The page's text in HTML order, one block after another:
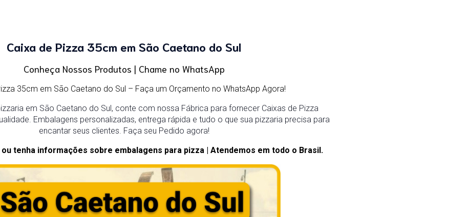
Caixa de Pizza 35cm em São Caetano do Sul
Conheça Nossos Produtos | Chame no WhatsApp
35cm em São Caetano do Sul – Faça um Orçamento no WhatsApp Agora!
em São Caetano do Sul, conte com nossa Fábrica para fornecer Caixas de Pizza
Embalagens personalizadas, entrega rápida e tudo o que sua pizzaria precisa para
encantar seus clientes. Faça seu Pedido agora!
tenha informações sobre embalagens para pizza | Atendemos em todo o Brasil.